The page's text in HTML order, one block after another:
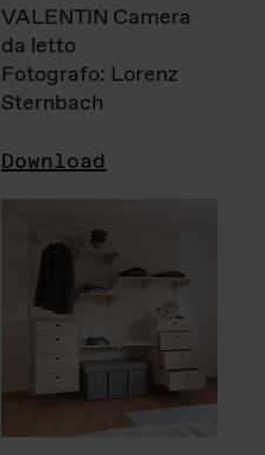
VALENTIN Camera
da letto
Fotografo: Lorenz
Sternbach
Download